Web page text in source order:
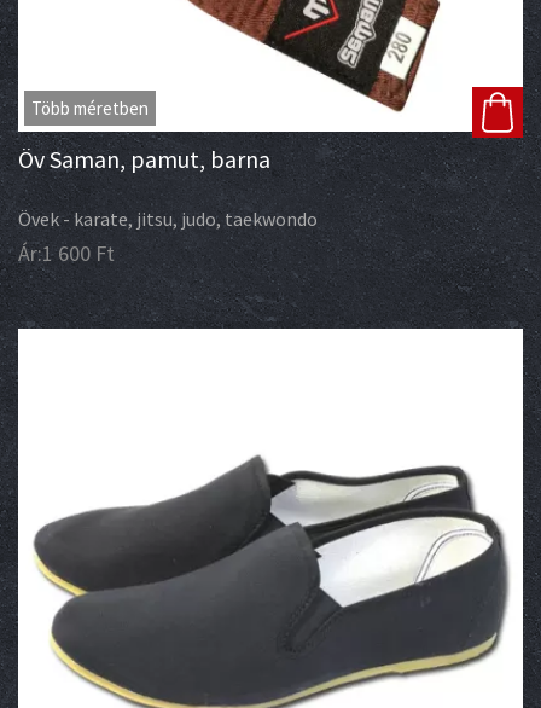
Több méretben
Öv Saman, pamut, barna
Övek - karate, jitsu, judo, taekwondo
Ár:1 600Ft